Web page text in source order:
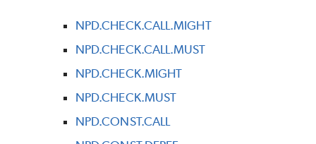
NPD.CHECK.CALL.MIGHT
NPD.CHECK.CALL.MUST
NPD.CHECK.MIGHT
NPD.CHECK.MUST
NPD.CONST.CALL